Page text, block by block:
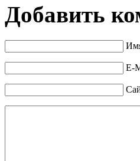
Добавить
E-